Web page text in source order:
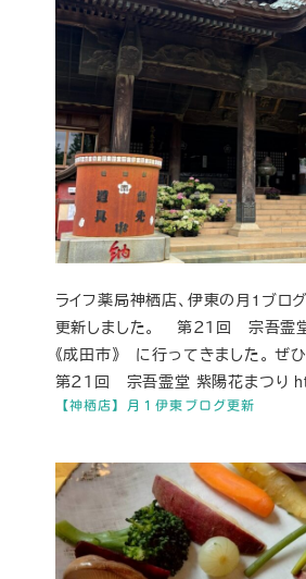
【神栖店】月１伊東ブログ更新
ライフ薬局神栖店、伊東の月1ブロ
更新しました。 第２１回 宗吾霊
《成田市》 に行ってきました。 ぜ
第２１回 宗吾霊堂 紫陽花まつり